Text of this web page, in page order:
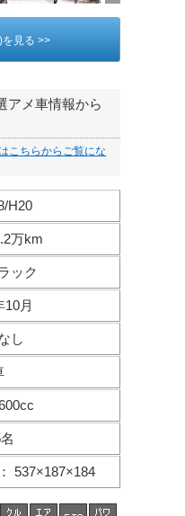
見る >>
アメ車情報から
こちらからご覧にな
H20
万km
ック
10月
し
： 537×187×184